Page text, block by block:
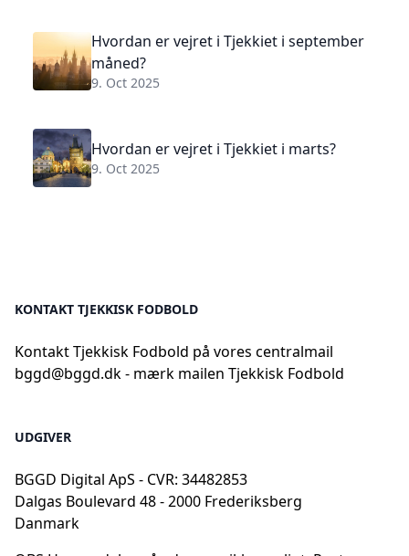
Hvordan er vejret i Tjekkiet i september
måned?
9. Oct 2025
Hvordan er vejret i Tjekkiet i marts?
9. Oct 2025
KONTAKT TJEKKISK FODBOLD
Kontakt Tjekkisk Fodbold på vores centralmail
bggd@bggd.dk- mærk mailen Tjekkisk Fodbold
UDGIVER
BGGD Digital ApS - CVR: 34482853
Dalgas Boulevard 48 - 2000 Frederiksberg
Danmark